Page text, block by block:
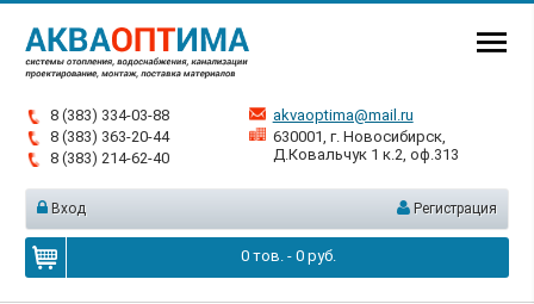
8 (383) 334-03-88
8 (383) 363-20-44
8 (383) 214-62-40
akvaoptima@mail.ru
630001, г. Новосибирск,
Д.Ковальчук 1 к.2, оф.313
Вход Регистрация
0тов. - 0руб.